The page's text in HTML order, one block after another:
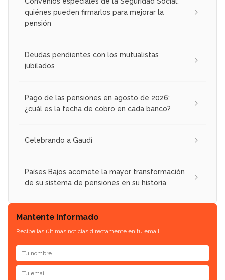
quiénes pueden firmarlos para mejorar la
pensión
Deudas pendientes con los mutualistas
jubilados
Pago de las pensiones en agosto de 2026:
¿cuál es la fecha de cobro en cada banco?
Celebrando a Gaudí
Países Bajos acomete la mayor transformación
de su sistema de pensiones en su historia
Mantente informado
Recibe las últimas noticias directamente en tu email.